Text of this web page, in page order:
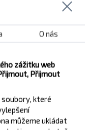
Přihlaste se k
levněji!
O nás
zážitku web
Přijmout
které
můžeme ukládat